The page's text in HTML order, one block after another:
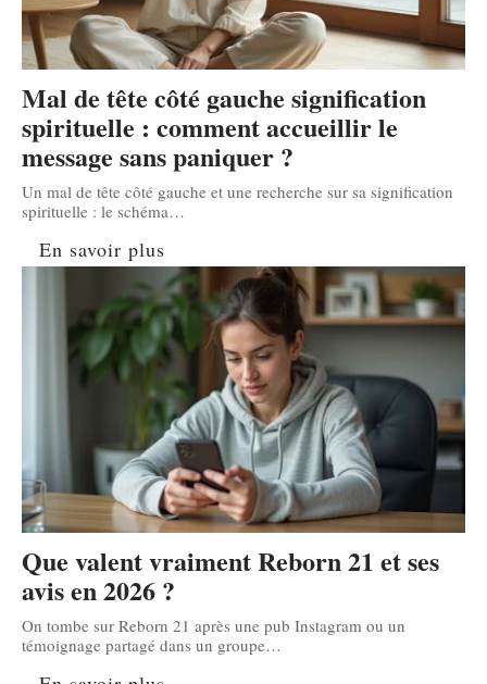
Mal de tête côté gauche signification
spirituelle : comment accueillir le
message sans paniquer ?
Un mal de tête côté gauche et une recherche sur sa signification
spirituelle : le schéma…
En savoir plus
Que valent vraiment Reborn 21 et ses
avis en 2026 ?
On tombe sur Reborn 21 après une pub Instagram ou un
témoignage partagé dans un groupe…